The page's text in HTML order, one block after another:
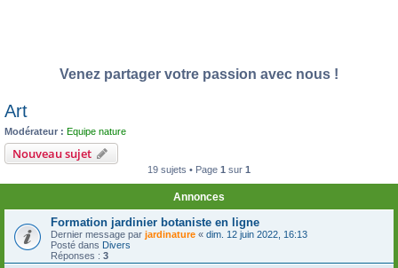
Venez partager votre passion avec nous !
Art
Modérateur : Equipe nature
Nouveau sujet
19 sujets • Page 1 sur 1
Annonces
Formation jardinier botaniste en ligne
Dernier message par jardinature « dim. 12 juin 2022, 16:13
Posté dans Divers
Réponses : 3